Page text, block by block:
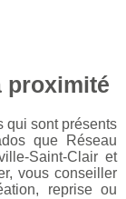
proximité
qui sont présents
que Réseau
Saint-Clair et
vous conseiller
reprise ou